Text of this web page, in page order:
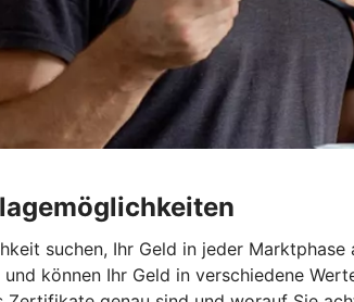
suchen, Ihr Geld in jeder
und können Ihr Geld in verschiedene